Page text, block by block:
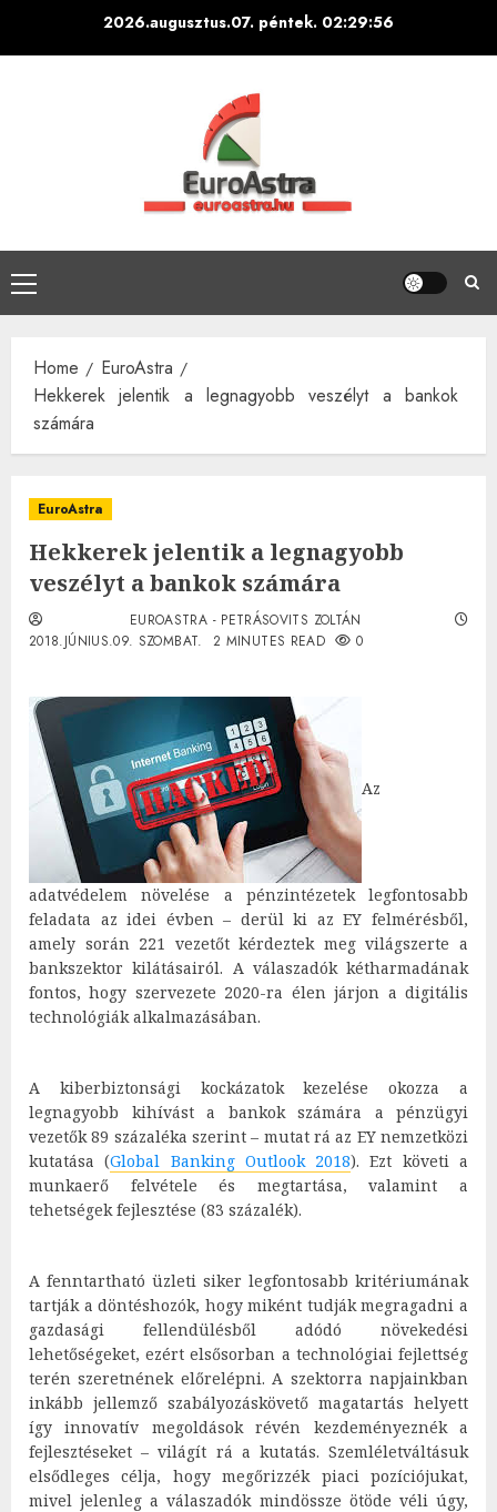
2026.augusztus.07. péntek. 02:29:56
Primary
Menu
Home
EuroAstra
Hekkerek jelentik a legnagyobb veszélyt a bankok
számára
EuroAstra
Hekkerek jelentik a legnagyobb
veszélyt a bankok számára
EUROASTRA - PETRÁSOVITS ZOLTÁN
2018.JÚNIUS.09. SZOMBAT.
2 MINUTES READ 0
Az
adatvédelem növelése a pénzintézetek legfontosabb
feladata az idei évben – derül ki az EY felmérésből,
amely során 221 vezetőt kérdeztek meg világszerte a
bankszektor kilátásairól. A válaszadók kétharmadának
fontos, hogy szervezete 2020-ra élen járjon a digitális
technológiák alkalmazásában.
A kiberbiztonsági kockázatok kezelése okozza a
legnagyobb kihívást a bankok számára a pénzügyi
vezetők 89 százaléka szerint – mutat rá az EY nemzetközi
kutatása (Global Banking Outlook 2018). Ezt követi a
munkaerő felvétele és megtartása, valamint a
tehetségek fejlesztése (83 százalék).
A fenntartható üzleti siker legfontosabb kritériumának
tartják a döntéshozók, hogy miként tudják megragadni a
gazdasági fellendülésből adódó növekedési
lehetőségeket, ezért elsősorban a technológiai fejlettség
terén szeretnének előrelépni. A szektorra napjainkban
inkább jellemző szabályozáskövető magatartás helyett
így innovatív megoldások révén kezdeményeznék a
fejlesztéseket – világít rá a kutatás. Szemléletváltásuk
elsődleges célja, hogy megőrizzék piaci pozíciójukat,
mivel jelenleg a válaszadók mindössze ötöde véli úgy,